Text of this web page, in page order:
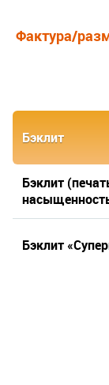
Фактура/
Бэклит
Бэклит
Бэклит